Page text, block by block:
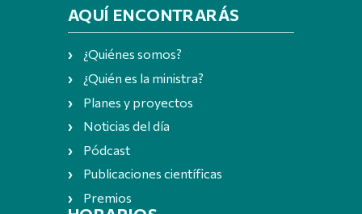
AQUÍ ENCONTRARÁS
¿Quiénes somos?
¿Quién es la ministra?
Planes y proyectos
Noticias del día
Pódcast
Publicaciones científicas
Premios